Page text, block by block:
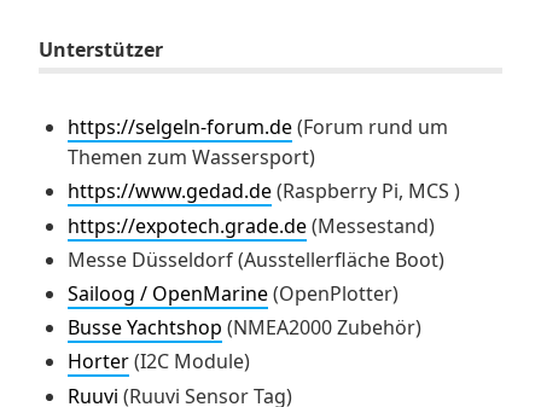
Unterstützer
https://selgeln-forum.de(Forum rund um
Themen zum Wassersport)
https://www.gedad.de(Raspberry Pi, MCS )
https://expotech.grade.de(Messestand)
Messe Düsseldorf (Ausstellerfläche Boot)
Sailoog / OpenMarine(OpenPlotter)
Busse Yachtshop (NMEA2000 Zubehör)
Horter(I2C Module)
Ruuvi (Ruuvi Sensor Tag)